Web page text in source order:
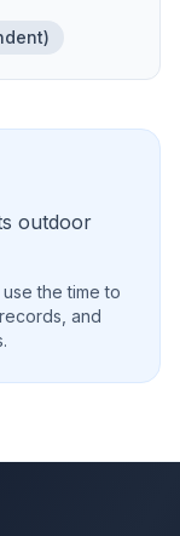
outdoor
the time to
and